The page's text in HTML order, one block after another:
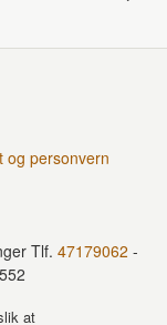
og personvern
Tlf. 47179062 -
at